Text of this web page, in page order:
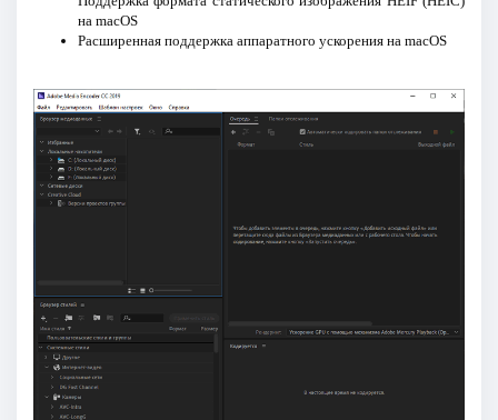
на macOS
Расширенная поддержка аппаратного ускорения на macOS